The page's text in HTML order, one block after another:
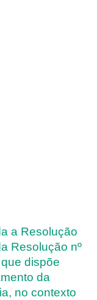
a Resolução
Resolução nº
dispõe
da
no contexto